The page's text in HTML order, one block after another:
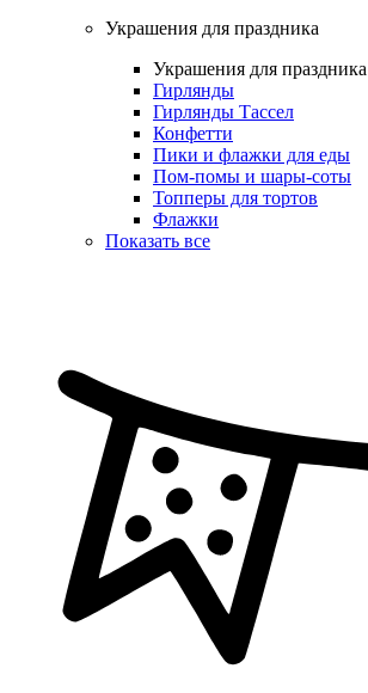
Украшения для праздника
Украшения для праздника
Гирлянды
Гирлянды Тассел
Конфетти
Пики и флажки для еды
Пом-помы и шары-соты
Топперы для тортов
Флажки
Показать все